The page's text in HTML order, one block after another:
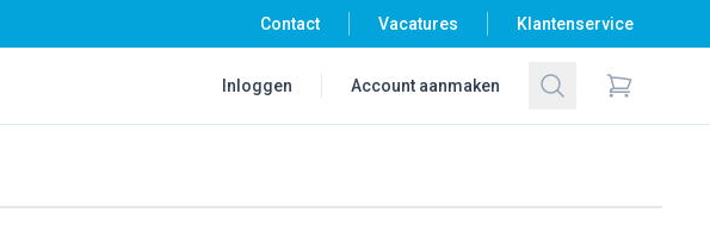
Contact Vacatures Klantenservice
Inloggen Account aanmaken Zoeken
Items in